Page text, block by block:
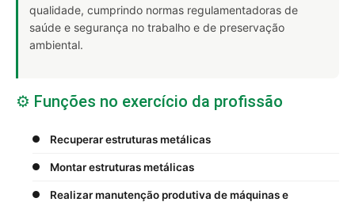
qualidade, cumprindo normas regulamentadoras de
saúde e segurança no trabalho e de preservação
ambiental.
⚙️ Funções no exercício da profissão
Recuperar estruturas metálicas
Montar estruturas metálicas
Realizar manutenção produtiva de máquinas e